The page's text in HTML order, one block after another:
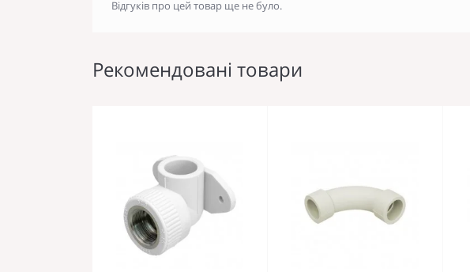
Відгуків про цей товар ще не було.
Рекомендовані товари